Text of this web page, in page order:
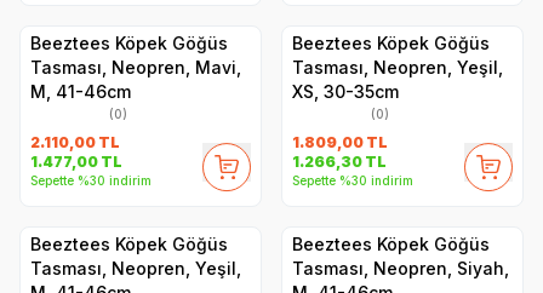
Beeztees Köpek Göğüs
Tasması, Neopren, Mavi,
M, 41-46cm
(0)
2.110,00 TL
1.477,00 TL
Sepette %30 indirim
Beeztees Köpek Göğüs
Tasması, Neopren, Yeşil,
XS, 30-35cm
(0)
1.809,00 TL
1.266,30 TL
Sepette %30 indirim
Beeztees Köpek Göğüs
Tasması, Neopren, Yeşil,
Beeztees Köpek Göğüs
Tasması, Neopren, Siyah,